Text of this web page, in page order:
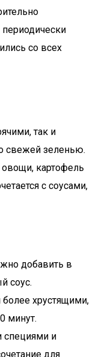
со всех
так и
свежей зеленью.
овощи, картофель
с соусами,
добавить в
соус.
хрустящими,
минут.
специями и
для